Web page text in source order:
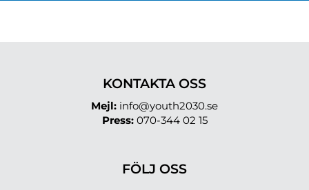
KONTAKTA OSS
Mejl: info@youth2030.se
Press:070-344 02 15
FÖLJ OSS